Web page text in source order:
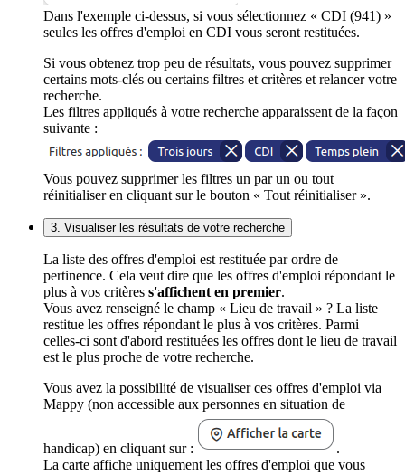
Dans l'exemple ci-dessus, si vous sélectionnez « CDI (941) »
seules les offres d'emploi en CDI vous seront restituées.
Si vous obtenez trop peu de résultats, vous pouvez supprimer
certains mots-clés ou certains filtres et critères et relancer votre
recherche.
Les filtres appliqués à votre recherche apparaissent de la façon
suivante :
Vous pouvez supprimer les filtres un par un ou tout
réinitialiser en cliquant sur le bouton « Tout réinitialiser ».
3. Visualiser les résultats de votre recherche
La liste des offres d'emploi est restituée par ordre de
pertinence. Cela veut dire que les offres d'emploi répondant le
plus à vos critères s'affichent en premier.
Vous avez renseigné le champ « Lieu de travail » ? La liste
restitue les offres répondant le plus à vos critères. Parmi
celles-ci sont d'abord restituées les offres dont le lieu de travail
est le plus proche de votre recherche.
Vous avez la possibilité de visualiser ces offres d'emploi via
Mappy (non accessible aux personnes en situation de
handicap) en cliquant sur :
.
La carte affiche uniquement les offres d'emploi que vous